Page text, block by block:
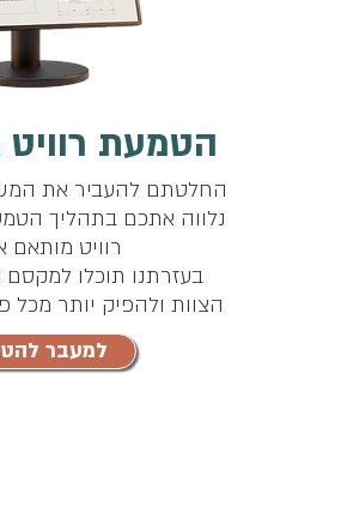
הטמעת
החלטתם להעביר את
נלווה אתכם בתהליך
רוויט מותאם
בעזרתנו תוכלו
הצוות ולהפיק יותר מכל
למעבר